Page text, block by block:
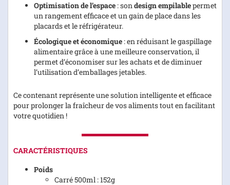
Optimisation de l’espace : sondesign empilablepermet
un rangement efficace et un gain de place dans les
placards et le réfrigérateur.
Écologique et économique : en réduisant le gaspillage
alimentaire grâce à une meilleure conservation, il
permet d’économiser sur les achats et de diminuer
l’utilisation d’emballages jetables.
Ce contenant représente une solution intelligente et efficace
pour prolonger la fraîcheur de vos aliments tout en facilitant
votre quotidien !
CARACTÉRISTIQUES
Poids
Carré 500ml : 152g